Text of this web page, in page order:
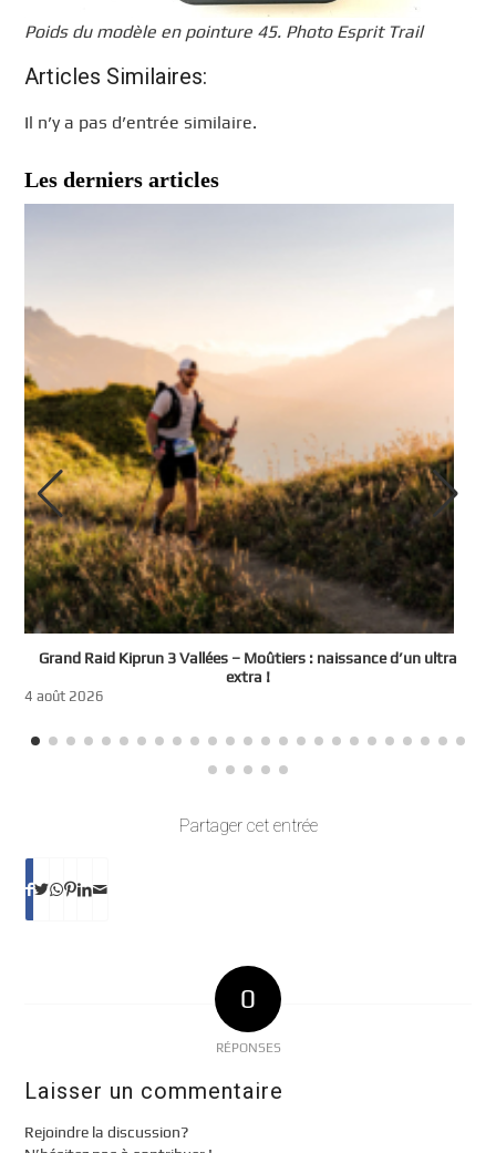
Poids du modèle en pointure 45. Photo Esprit Trail
Articles Similaires:
Il n’y a pas d’entrée similaire.
Les derniers articles
Grand Raid Kiprun 3 Vallées – Moûtiers : naissance d’un ultra
extra !
4 août 2026
Partager cet entrée
0
RÉPONSES
Laisser un commentaire
Rejoindre la discussion?